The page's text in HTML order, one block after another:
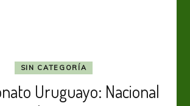
SIN CATEGORÍA
Uruguayo: Nacional